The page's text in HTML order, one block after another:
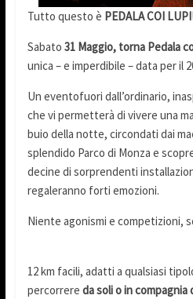
Tutto questo è PEDALA COI
Sabato 31 Maggio, torna Pedala
unica – e imperdibile – data per il
Un eventofuori dall’ordinario,
che vi permetterà di vivere una
buio della notte, circondati dai
splendido Parco di Monza e
decine di sorprendenti
regaleranno forti emozioni.
Niente agonismi e competizioni,
12 km facili, adatti a qualsiasi
percorrere da soli o in compagnia